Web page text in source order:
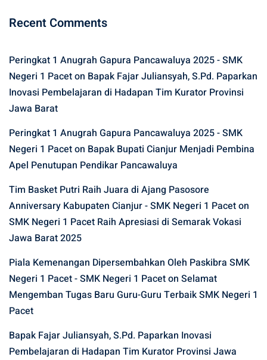
Recent Comments
Peringkat 1 Anugrah Gapura Pancawaluya 2025 - SMK
Negeri 1 Paceton Bapak Fajar Juliansyah, S.Pd. Paparkan
Inovasi Pembelajaran di Hadapan Tim Kurator Provinsi
Jawa Barat
Peringkat 1 Anugrah Gapura Pancawaluya 2025 - SMK
Negeri 1 Paceton Bapak Bupati Cianjur Menjadi Pembina
Apel Penutupan Pendikar Pancawaluya
Tim Basket Putri Raih Juara di Ajang Pasosore
Anniversary Kabupaten Cianjur - SMK Negeri 1 Paceton
SMK Negeri 1 Pacet Raih Apresiasi di Semarak Vokasi
Jawa Barat 2025
Piala Kemenangan Dipersembahkan Oleh Paskibra SMK
Negeri 1 Pacet - SMK Negeri 1 Paceton Selamat
Mengemban Tugas Baru Guru-Guru Terbaik SMK Negeri 1
Pacet
Bapak Fajar Juliansyah, S.Pd. Paparkan Inovasi
Pembelajaran di Hadapan Tim Kurator Provinsi Jawa